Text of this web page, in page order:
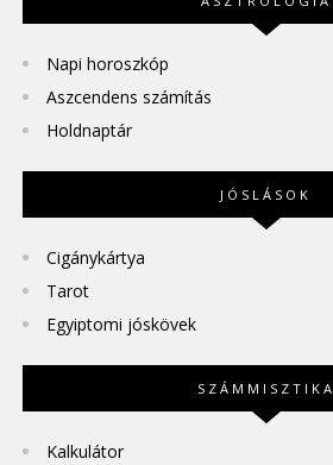
Napi horoszkóp
Aszcendens számítás
Holdnaptár
JÓSLÁSOK
Cigánykártya
Tarot
Egyiptomi jóskövek
SZÁMMISZTIKA
Kalkulátor